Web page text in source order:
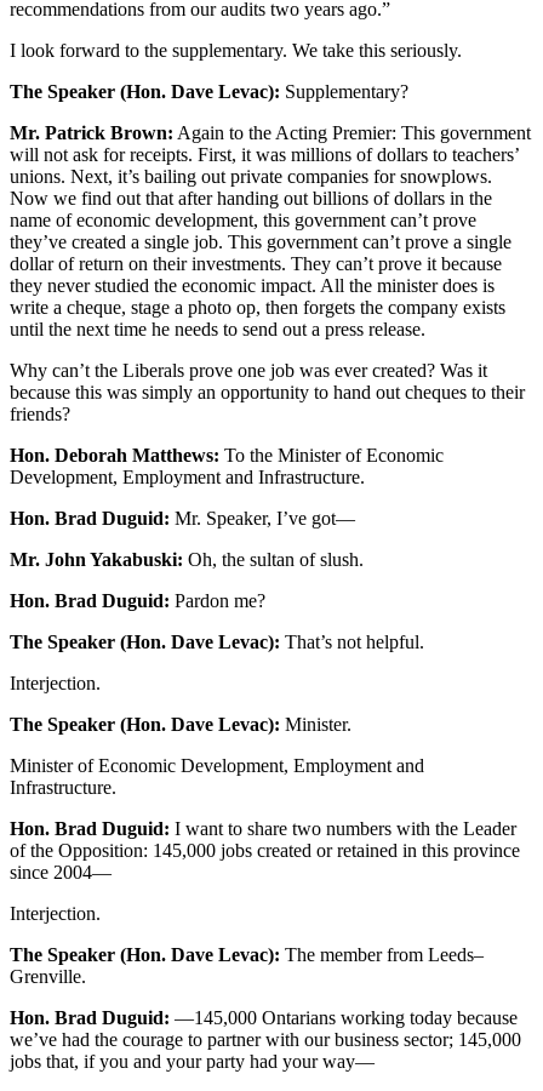
recommendations from our audits two years ago.”
I look forward to the supplementary. We take this seriously.
The Speaker (Hon. Dave Levac): Supplementary?
Mr. Patrick Brown: Again to the Acting Premier: This government
will not ask for receipts. First, it was millions of dollars to teachers’
unions. Next, it’s bailing out private companies for snowplows.
Now we find out that after handing out billions of dollars in the
name of economic development, this government can’t prove
they’ve created a single job. This government can’t prove a single
dollar of return on their investments. They can’t prove it because
they never studied the economic impact. All the minister does is
write a cheque, stage a photo op, then forgets the company exists
until the next time he needs to send out a press release.
Why can’t the Liberals prove one job was ever created? Was it
because this was simply an opportunity to hand out cheques to their
friends?
Hon. Deborah Matthews: To the Minister of Economic
Development, Employment and Infrastructure.
Hon. Brad Duguid: Mr. Speaker, I’ve got—
Mr. John Yakabuski: Oh, the sultan of slush.
Hon. Brad Duguid: Pardon me?
The Speaker (Hon. Dave Levac): That’s not helpful.
Interjection.
The Speaker (Hon. Dave Levac): Minister.
Minister of Economic Development, Employment and
Infrastructure.
Hon. Brad Duguid: I want to share two numbers with the Leader
of the Opposition: 145,000 jobs created or retained in this province
since 2004—
Interjection.
The Speaker (Hon. Dave Levac): The member from Leeds–
Grenville.
Hon. Brad Duguid: —145,000 Ontarians working today because
we’ve had the courage to partner with our business sector; 145,000
jobs that, if you and your party had your way—